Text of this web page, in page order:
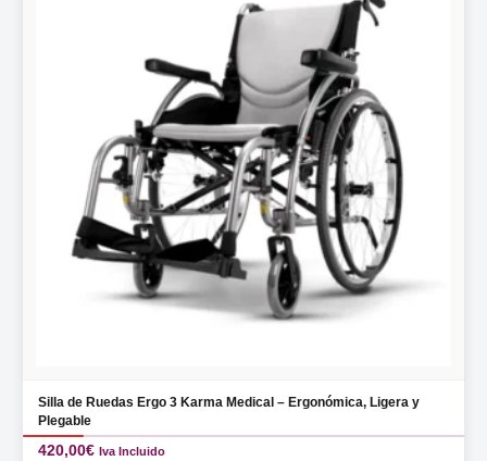
Silla de Ruedas Ergo 3 Karma Medical – Ergonómica, Ligera y
Plegable
420,00€ Iva Incluido